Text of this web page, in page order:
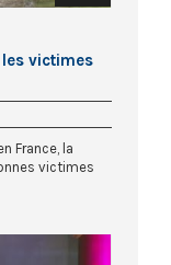
victimes
France, la
victimes